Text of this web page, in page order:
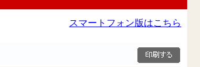
スマートフォン版はこちら